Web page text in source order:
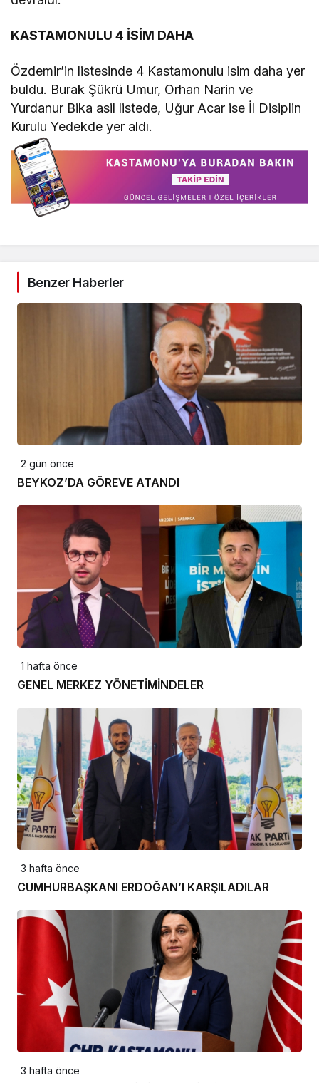
KASTAMONULU 4 İSİM DAHA
Özdemir’in listesinde 4 Kastamonulu isim daha yer
buldu. Burak Şükrü Umur, Orhan Narin ve
Yurdanur Bika asil listede, Uğur Acar ise İl Disiplin
Kurulu Yedekde yer aldı.
Benzer Haberler
2 gün önce
BEYKOZ’DA GÖREVE ATANDI
1 hafta önce
GENEL MERKEZ YÖNETİMİNDELER
3 hafta önce
CUMHURBAŞKANI ERDOĞAN’I KARŞILADILAR
3 hafta önce